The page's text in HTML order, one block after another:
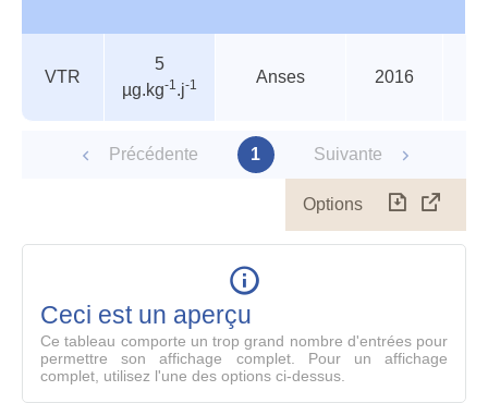
et/ou
choix
du
VTR
5
µg.kg-1.j-1 Anses 2016
Précédente 1 Suivante
Options
le
Ceci est un aperçu
Ce tableau comporte un trop grand nombre d'entrées pour
permettre son affichage complet. Pour un affichage
complet, utilisez l'une des options ci-dessus.